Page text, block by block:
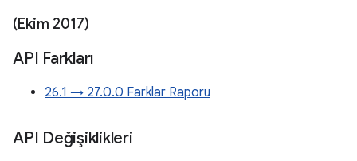
(Ekim 2017)
API Farkları
26.1 → 27.0.0 Farklar Raporu
API Değişiklikleri